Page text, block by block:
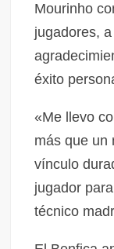
Mourinho
jugadores,
éxito
«Me llevo
más que un
vínculo
jugador
técnico